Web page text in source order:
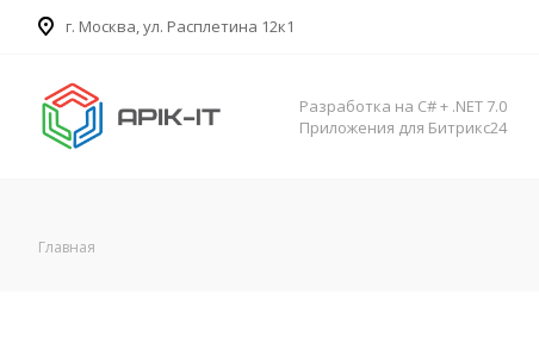
​г. Москва, ул. Расплетина 12к1
Разработка на C# + .NET 7.0
Приложения для Битрикс24
Главная